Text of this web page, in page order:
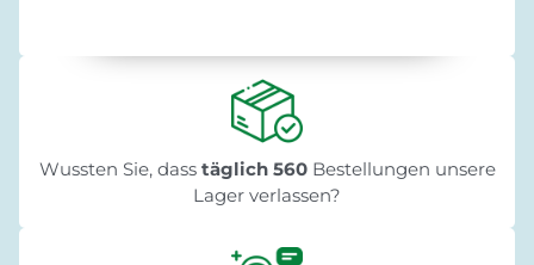
Wussten Sie, dass täglich 560Bestellungen unsere
Lager verlassen?